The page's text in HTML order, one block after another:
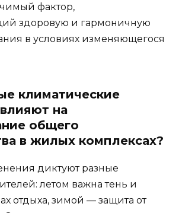
фактор,
здоровую и гармоничную
в условиях изменяющегося
климатические
на
общего
в жилых комплексах?
диктуют разные
летом важна тень и
отдыха, зимой — защита от